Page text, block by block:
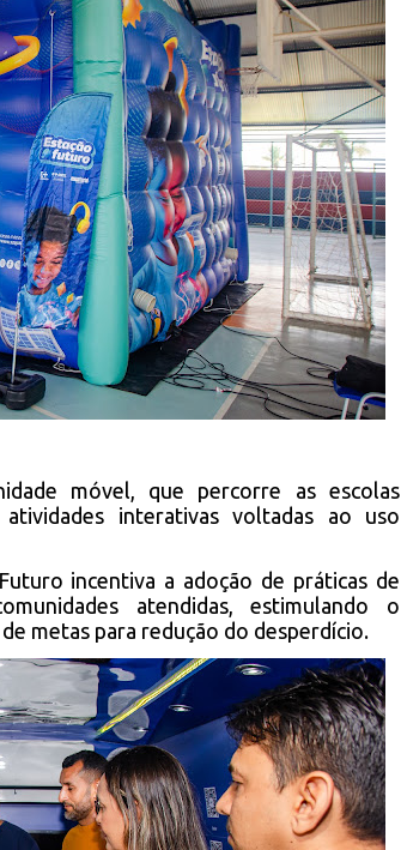
móvel, que percorre as escolas
interativas voltadas ao uso
incentiva a adoção de práticas de
atendidas, estimulando o
metas para redução do desperdício.